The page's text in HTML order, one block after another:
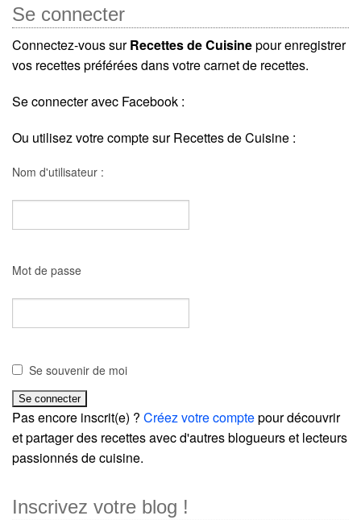
Se connecter
Connectez-vous surRecettes de Cuisinepour enregistrer
vos recettes préférées dans votre carnet de recettes.
Se connecter avec Facebook :
Ou utilisez votre compte sur Recettes de Cuisine :
Nom d'utilisateur :
Mot de passe
Se souvenir de moi
Pas encore inscrit(e) ? Créez votre comptepour découvrir
et partager des recettes avec d'autres blogueurs et lecteurs
passionnés de cuisine.
Inscrivez votre blog !